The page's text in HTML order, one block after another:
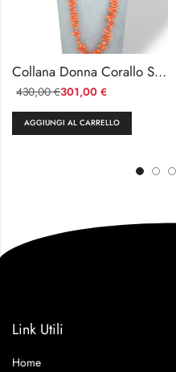
Collana Donna Corallo Sciacca Cupolini Medi
301,00 €
430,00€
AGGIUNGI AL CARRELLO
Link Utili
Home